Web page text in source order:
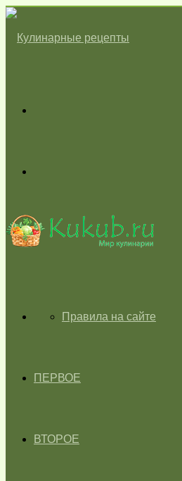
skin
ГЛАВНАЯПравила на сайте
ПЕРВОЕ
ВТОРОЕ